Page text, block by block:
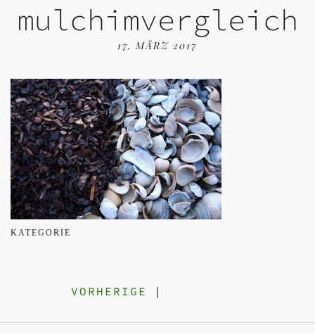
mulchimvergleich
17. MÄRZ 2017
KATEGORIE
VORHERIGE |